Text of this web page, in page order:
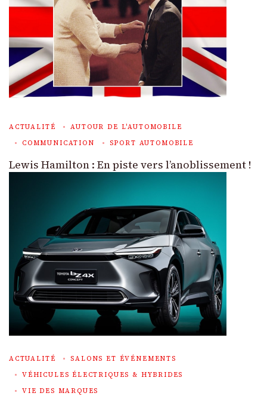
ACTUALITÉ
AUTOUR DE L'AUTOMOBILE
COMMUNICATION
SPORT AUTOMOBILE
Lewis Hamilton : En piste vers l’anoblissement !
ACTUALITÉ
SALONS ET ÉVÉNEMENTS
VÉHICULES ÉLECTRIQUES & HYBRIDES
VIE DES MARQUES